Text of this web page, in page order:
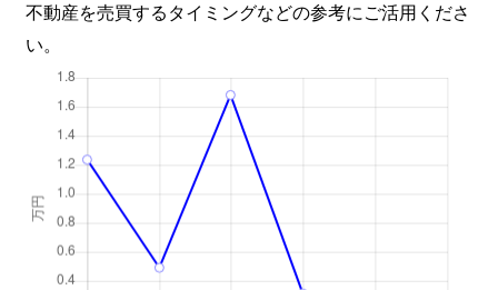
不動産を売買するタイミングなどの参考にご活用くださ
い。